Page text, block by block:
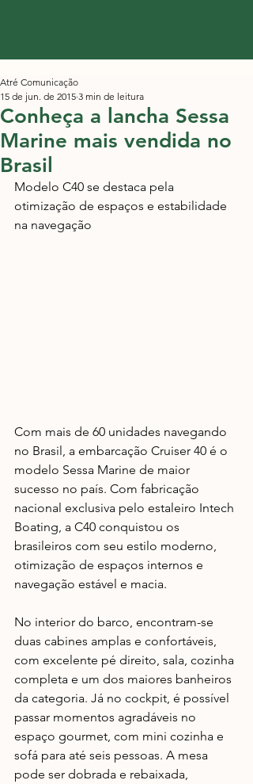
Conheça a lancha Sessa
Marine mais vendida no
Brasil
Atré Comunicação
15 de jun. de 2015 3 min de leitura
Modelo C40 se destaca pela
otimização de espaços e estabilidade
na navegação
Com mais de 60 unidades navegando
no Brasil, a embarcação Cruiser 40 é o
modelo Sessa Marine de maior
sucesso no país. Com fabricação
nacional exclusiva pelo estaleiro Intech
Boating, a C40 conquistou os
brasileiros com seu estilo moderno,
otimização de espaços internos e
navegação estável e macia.
No interior do barco, encontram-se
duas cabines amplas e confortáveis,
com excelente pé direito, sala, cozinha
completa e um dos maiores banheiros
da categoria. Já no cockpit, é possível
passar momentos agradáveis no
espaço gourmet, com mini cozinha e
sofá para até seis pessoas. A mesa
pode ser dobrada e rebaixada,